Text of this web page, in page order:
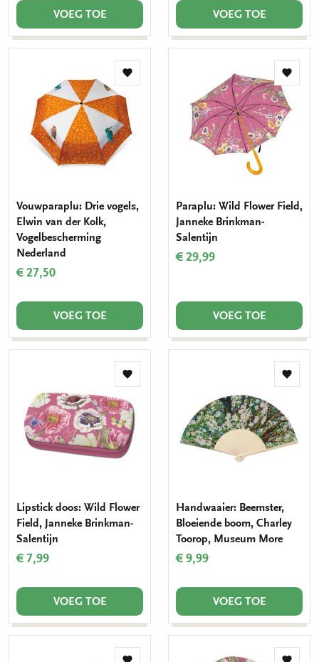
VOEG TOE VOEG TOE
Toevoegen
verlanglijst
Vouwparaplu: Drie vogels,
Elwin van der Kolk,
Vogelbescherming
Nederland
€ 27,50
VOEG TOE
Paraplu: Wild Flower Field,
Janneke Brinkman-
Salentijn
€ 29,99
VOEG TOE
Toevoegen
verlanglijst
Lipstick doos: Wild Flower
Field, Janneke Brinkman-
Salentijn
€ 7,99
VOEG TOE
Handwaaier: Beemster,
Bloeiende boom, Charley
Toorop, Museum More
€ 9,99
VOEG TOE